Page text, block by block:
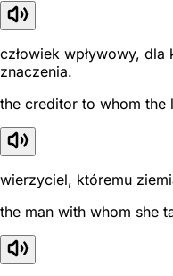
człowiek wpływowy,
znaczenia.
the creditor to whom the
wierzyciel, któremu
the man with whom she